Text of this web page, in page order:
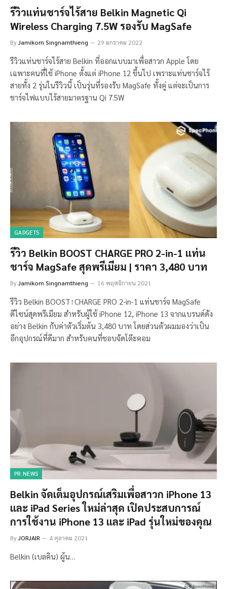
รีวิวแท่นชาร์จไร้สาย Belkin Magnetic Qi
Wireless Charging 7.5W รองรับ MagSafe
ByJamikorn Singnamthieng 29 มกราคม 2022
รีวิวแท่นชาร์จไร้สาย Belkin ที่ออกแบบมาเพื่อสาวก Apple โดย
เฉพาะคนที่ใช้ iPhone ตั้งแต่ iPhone 12 ขึ้นไป เพราะแท่นชาร์จไร้
สายทั้ง 2 รุ่นในรีวิวนี้ เป็นรุ่นที่รองรับ MagSafe ทั้งคู่ แต่จะเป็นการ
ชาร์จไฟแบบไร้สายมาตรฐาน Qi 7.5W
GADGETS
รีวิว Belkin BOOST CHARGE PRO 2-in-1 แท่น
ชาร์จ MagSafe สุดพรีเมียม | ราคา 3,480 บาท
ByJamikorn Singnamthieng 16 พฤศจิกายน 2021
รีวิว Belkin BOOST↑CHARGE PRO 2-in-1 แท่นชาร์จ MagSafe
ดีไซน์สุดพรีเมียม สำหรับผู้ใช้ iPhone 12, iPhone 13 จากแบรนด์ดัง
อย่าง Belkin กับค่าตัวเริ่มต้น 3,480 บาท โดยส่วนตัวผมมองว่าเป็น
อีกอุปกรณ์ที่ดีมาก สำหรับคนที่ชอบจัดโต๊ะคอม
PR NEWS
Belkin จัดเต็มอุปกรณ์เสริมเพื่อสาวก iPhone 13
และ iPad Series ใหม่ล่าสุด เปิดประสบการณ์
การใช้งาน iPhone 13 และ iPad รุ่นใหม่ของคุณ
ByJORJAIR 4 ตุลาคม 2021
Belkin (เบลคิน) ผู้น…